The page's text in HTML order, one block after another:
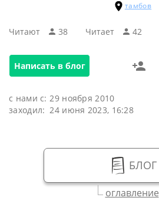
тамбов
Читают 38 Читаeт 42
Написать в блог
с нами с: 29 ноября 2010
заходил: 24 июня 2023, 16:28
БЛОГ
оглавление